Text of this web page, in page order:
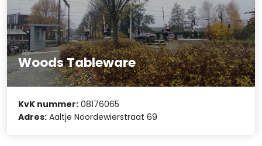
Woods Tableware
KvK nummer: 08176065
Adres: Aaltje Noordewierstraat 69